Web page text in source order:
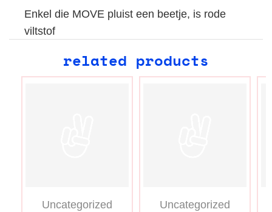
Enkel die MOVE pluist een beetje, is rode
viltstof
related products
Uncategorized Uncategorized